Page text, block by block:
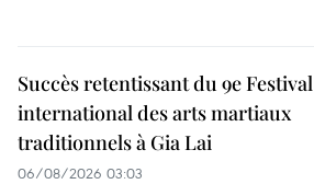
Succès retentissant du 9e Festival
international des arts martiaux
traditionnels à Gia Lai
06/08/2026 03:03